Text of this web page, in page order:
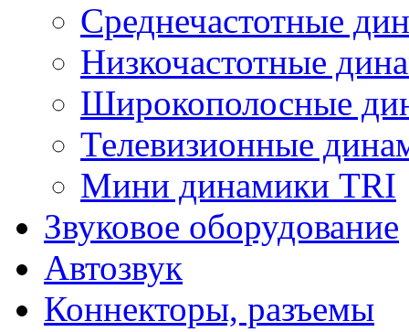
Среднечастотные
Низкочастотные
Широкополосные
Телевизионные
Мини динамики TRI
Звуковое оборудование
Автозвук
Коннекторы, разъемы